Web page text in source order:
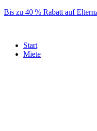
Skip
Bis zu 40 % Rabatt auf
Start
Miete